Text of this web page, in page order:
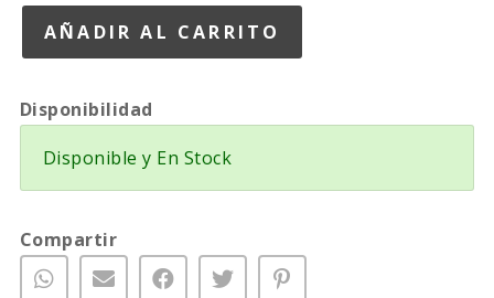
Disponibilidad
Disponible y En Stock
Compartir